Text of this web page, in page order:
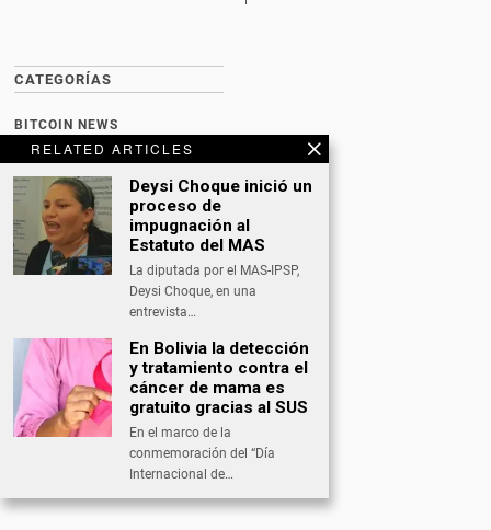
RELATED ARTICLES
Deysi Choque inició un
proceso de
impugnación al
Estatuto del MAS
La diputada por el MAS-IPSP,
Deysi Choque, en una
entrevista…
En Bolivia la detección
y tratamiento contra el
cáncer de mama es
gratuito gracias al SUS
En el marco de la
conmemoración del “Día
Internacional de…
CATEGORÍAS
BITCOIN NEWS
CULTURA
DATING
DEPORTES
ECONOMÍA
INTERNACIONAL
NACIONAL
OPINIÓN
SALUD